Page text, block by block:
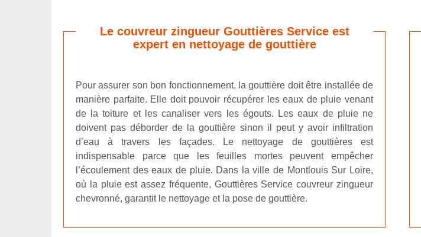
Le couvreur zingueur Gouttières Service est
expert en nettoyage de gouttière
Pour assurer son bon fonctionnement, la gouttière doit être installée de
manière parfaite. Elle doit pouvoir récupérer les eaux de pluie venant
de la toiture et les canaliser vers les égouts. Les eaux de pluie ne
doivent pas déborder de la gouttière sinon il peut y avoir infiltration
d’eau à travers les façades. Le nettoyage de gouttières est
indispensable parce que les feuilles mortes peuvent empêcher
l’écoulement des eaux de pluie. Dans la ville de Montlouis Sur Loire,
où la pluie est assez fréquente, Gouttières Service couvreur zingueur
chevronné, garantit le nettoyage et la pose de gouttière.